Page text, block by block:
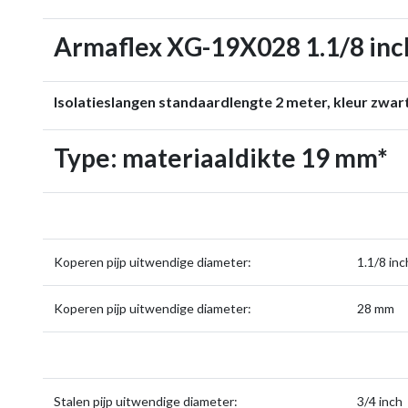
Armaflex XG-19X028 1.1/8
Isolatieslangen standaardlengte 2 meter, kleur
Type: materiaaldikte 19 mm*
Koperen pijp uitwendige diameter:
Koperen pijp uitwendige diameter: 28 mm
Stalen pijp uitwendige diameter: 3/4 inch